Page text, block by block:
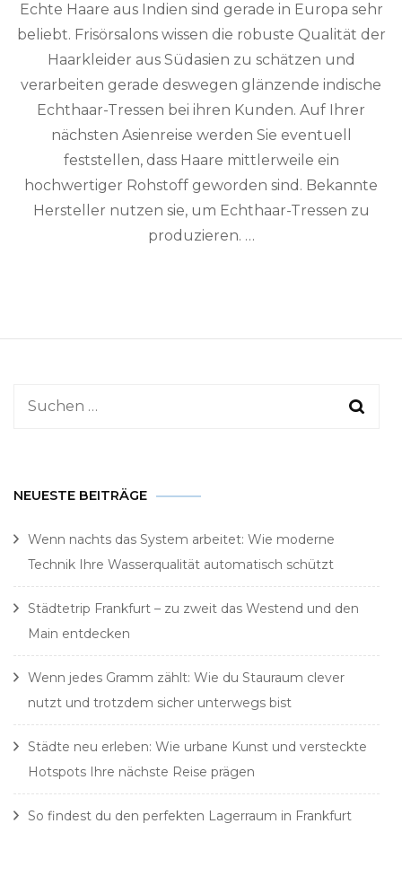
Echte Haare aus Indien sind gerade in Europa sehr
beliebt. Frisörsalons wissen die robuste Qualität der
Haarkleider aus Südasien zu schätzen und
verarbeiten gerade deswegen glänzende indische
Echthaar-Tressen bei ihren Kunden. Auf Ihrer
nächsten Asienreise werden Sie eventuell
feststellen, dass Haare mittlerweile ein
hochwertiger Rohstoff geworden sind. Bekannte
Hersteller nutzen sie, um Echthaar-Tressen zu
produzieren. …
Suchen
NEUESTE BEITRÄGE
Wenn nachts das System arbeitet: Wie moderne
Technik Ihre Wasserqualität automatisch schützt
Städtetrip Frankfurt – zu zweit das Westend und den
Main entdecken
Wenn jedes Gramm zählt: Wie du Stauraum clever
nutzt und trotzdem sicher unterwegs bist
Städte neu erleben: Wie urbane Kunst und versteckte
Hotspots Ihre nächste Reise prägen
So findest du den perfekten Lagerraum in Frankfurt